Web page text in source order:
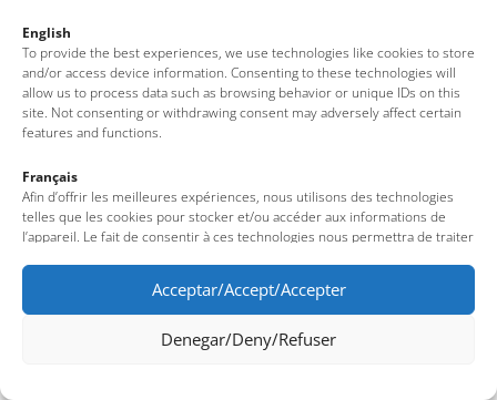
English
To provide the best experiences, we use technologies like cookies to store
and/or access device information. Consenting to these technologies will
allow us to process data such as browsing behavior or unique IDs on this
site. Not consenting or withdrawing consent may adversely affect certain
features and functions.
Français
Afin d’offrir les meilleures expériences, nous utilisons des technologies
telles que les cookies pour stocker et/ou accéder aux informations de
l’appareil. Le fait de consentir à ces technologies nous permettra de traiter
uniques sur ce site. Le fait de ne pas consentir ou de retirer son
consentement peut avoir un effet négatif sur certaines fonctionnalités et
caractéristiques du site.
Acceptar/Accept/Accepter
Denegar/Deny/Refuser